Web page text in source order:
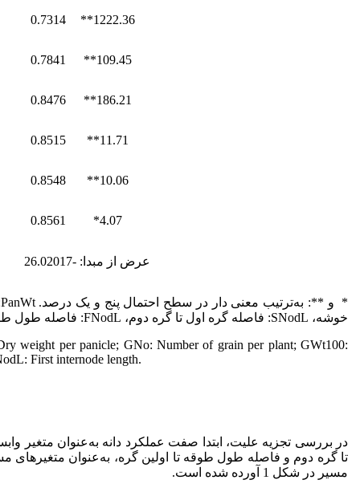
0.7314 1222.36**
0.7841 109.45**
0.8476 186.21**
0.8515 11.71**
0.8548 10.06**
0.8561 4.07*
عرض از مبدا: -26.02017
خوشه، SNodL: فاصله گره اول تا گره دوم، FNodL: فاصله طول طوقه تا اولین گره.
weight per panicle; GNo: Number of grain per plant; GWt100:
First internode length.
در بررسی تجزیه علیت، ابتدا صفت عملکرد دانه به‌عنوان متغیر
مسیر در شکل 1 آورده شده است.